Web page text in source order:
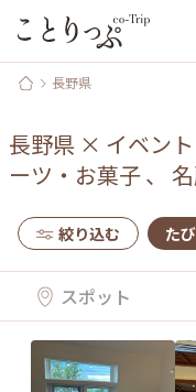
長野県
長野県 × イベント
ーツ・お菓子、
絞り込む た
スポット